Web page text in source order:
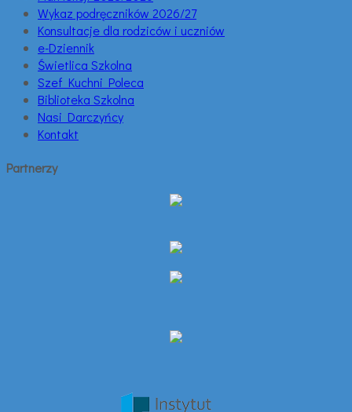
Wykaz podręczników 2026/27
Konsultacje dla rodziców i uczniów
e-Dziennik
Świetlica Szkolna
Szef Kuchni Poleca
Biblioteka Szkolna
Nasi Darczyńcy
Kontakt
Partnerzy